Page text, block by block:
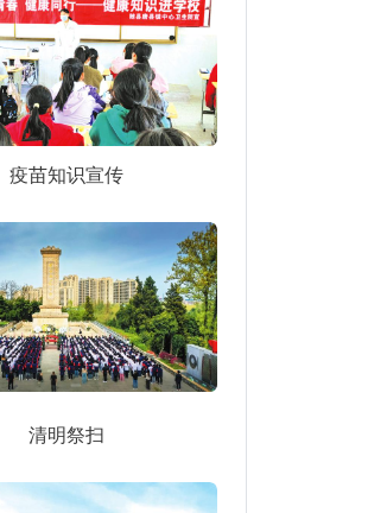
疫苗知识宣传
清明祭扫